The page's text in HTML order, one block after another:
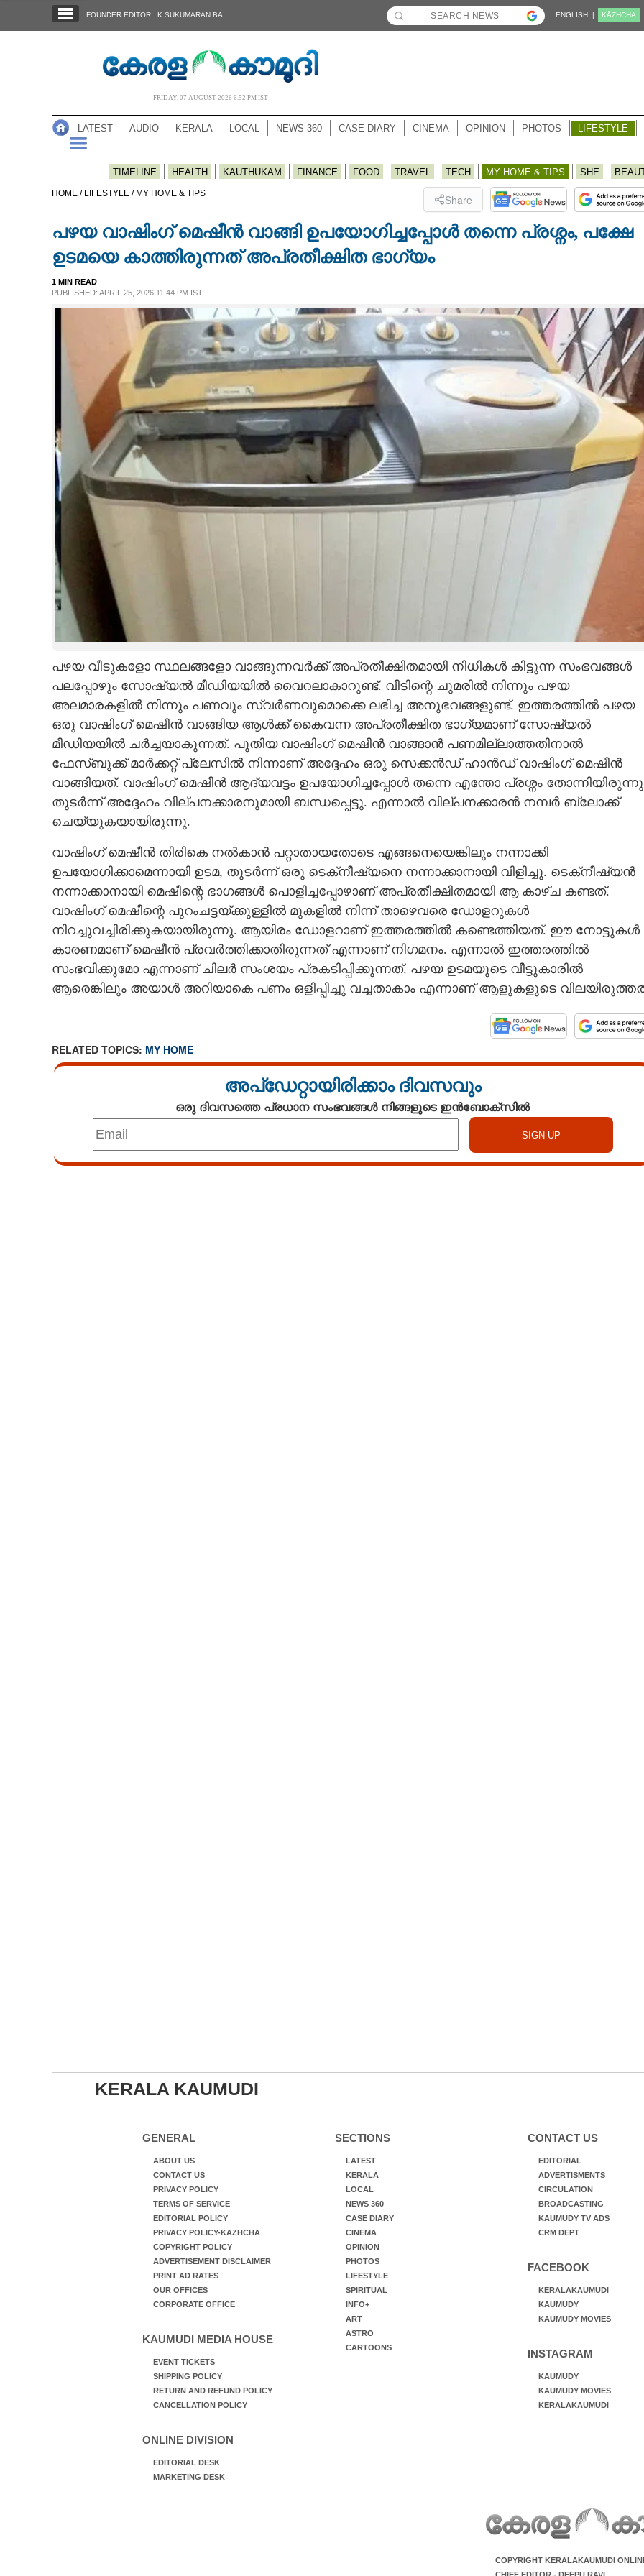
NOTIFIED NEWS
NEWS 360
CASE DIARY
LIFESTYLE
SPIRITUAL
CARTOONS
LITERATURE
FOUNDER EDITOR : K SUKUMARAN BA ENGLISH | KĀZHCHA
FRIDAY, 07 AUGUST 2026 6.52 PM IST
LATEST AUDIO KERALA LOCAL NEWS 360 CASE DIARY CINEMA OPINION PHOTOS LIFESTYLE
TIMELINE HEALTH KAUTHUKAM FINANCE FOOD TRAVEL TECH MY HOME & TIPS SHE
HOME / LIFESTYLE / MY HOME & TIPS Share
പഴയ വാഷിംഗ് മെഷീൻ വാങ്ങി ഉപയോഗിച്ചപ്പോൾ തന്നെ പ്രശ്നം,​ പക്ഷേ
ഉടമയെ കാത്തിരുന്നത് അപ്രതീക്ഷിത ഭാഗ്യം
1 MIN READ
PUBLISHED: APRIL 25, 2026 11:44 PM IST
പഴയ വീടുകളോ സ്ഥലങ്ങളോ വാങ്ങുന്നവർക്ക് അപ്രതീക്ഷിതമായി നിധികൾ കിട്ടുന്ന സംഭവങ്ങൾ
പലപ്പോഴും സോഷ്യൽ മീഡിയയിൽ വൈറലാകാറുണ്ട്. വീടിന്റെ ചുമരിൽ നിന്നും പഴയ
അലമാരകളിൽ നിന്നും പണവും സ്വർണവുമൊക്കെ ലഭിച്ച അനുഭവങ്ങളുണ്ട്. ഇത്തരത്തിൽ പഴയ
ഒരു വാഷിംഗ് മെഷീൻ വാങ്ങിയ ആൾക്ക് കൈവന്ന അപ്രതീക്ഷിത ഭാഗ്യമാണ് സോഷ്യൽ
മീഡിയയിൽ ചർച്ചയാകുന്നത്. പുതിയ വാഷിംഗ് മെഷീൻ വാങ്ങാൻ പണമില്ലാത്തതിനാൽ
ഫേസ്ബുക്ക് മാർക്കറ്റ് പ്ലേസിൽ നിന്നാണ് അദ്ദേഹം ഒരു സെക്കൻഡ് ഹാൻഡ് വാഷിംഗ് മെഷീൻ
വാങ്ങിയത്. വാഷിംഗ് മെഷീൻ ആദ്യവട്ടം ഉപയോഗിച്ചപ്പോൾ തന്നെ എന്തോ പ്രശ്നം
തുടർന്ന് അദ്ദേഹം വില്പനക്കാരനുമായി ബന്ധപ്പെട്ടു. എന്നാൽ വില്പനക്കാരൻ നമ്പർ ബ്ലോക്ക്
ചെയ്യുകയായിരുന്നു.
വാഷിംഗ് മെഷീൻ തിരികെ നൽകാൻ പറ്റാതായതോടെ എങ്ങനെയെങ്കിലും നന്നാക്കി
ഉപയോഗിക്കാമെന്നായി ഉടമ,​ തുടർന്ന് ഒരു ടെക്‌നീഷ്യനെ നന്നാക്കാനായി വിളിച്ചു. ടെക്‌നീഷ്യൻ
നന്നാക്കാനായി മെഷീന്റെ ഭാഗങ്ങൾ പൊളിച്ചപ്പോഴാണ് അപ്രതീക്ഷിതമായി ആ കാഴ്ച കണ്ടത്.
വാഷിംഗ് മെഷീന്റെ പുറംചട്ടയ്ക്കുള്ളിൽ മുകളിൽ നിന്ന് താഴെവരെ ഡോളറുകൾ
നിറച്ചുവച്ചിരിക്കുകയായിരുന്നു. ആയിരം ഡോളറാണ് ഇത്തരത്തിൽ കണ്ടെത്തിയത്. ഈ നോട്ടുകൾ
കാരണമാണ് മെഷീൻ പ്രവർത്തിക്കാതിരുന്നത് എന്നാണ് നിഗമനം. എന്നാൽ ഇത്തരത്തിൽ
സംഭവിക്കുമോ എന്നാണ് ചിലർ സംശയം പ്രകടിപ്പിക്കുന്നത്. പഴയ ഉടമയുടെ വീട്ടുകാരിൽ
ആരെങ്കിലും അയാൾ അറിയാകെ പണം ഒളിപ്പിച്ചു വച്ചതാകാം എന്നാണ് ആളുകളുടെ
RELATED TOPICS: MY HOME
അപ്ഡേറ്റായിരിക്കാം ദിവസവും
ഒരു ദിവസത്തെ പ്രധാന സംഭവങ്ങൾ നിങ്ങളുടെ ഇൻബോക്സിൽ
KERALA KAUMUDI
GENERAL
ABOUT US
CONTACT US
PRIVACY POLICY
TERMS OF SERVICE
EDITORIAL POLICY
PRIVACY POLICY-KAZHCHA
COPYRIGHT POLICY
ADVERTISEMENT DISCLAIMER
PRINT AD RATES
OUR OFFICES
CORPORATE OFFICE
KAUMUDI MEDIA HOUSE
EVENT TICKETS
SHIPPING POLICY
RETURN AND REFUND POLICY
CANCELLATION POLICY
ONLINE DIVISION
EDITORIAL DESK
MARKETING DESK
SECTIONS
LATEST
KERALA
LOCAL
NEWS 360
CASE DIARY
CINEMA
OPINION
PHOTOS
LIFESTYLE
SPIRITUAL
INFO+
ART
ASTRO
CARTOONS
CONTACT US
EDITORIAL
ADVERTISMENTS
CIRCULATION
BROADCASTING
KAUMUDY TV ADS
CRM DEPT
FACEBOOK
KERALAKAUMUDI
KAUMUDY
KAUMUDY MOVIES
INSTAGRAM
KAUMUDY
KAUMUDY MOVIES
KERALAKAUMUDI
COPYRIGHT KERALAKAUMUDI